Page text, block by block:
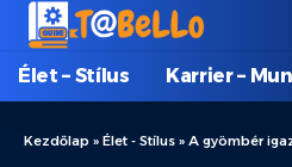
Élet – Stílus Karrier –
Kezdőlap » Élet - Stílus » A gyömbér igazolt